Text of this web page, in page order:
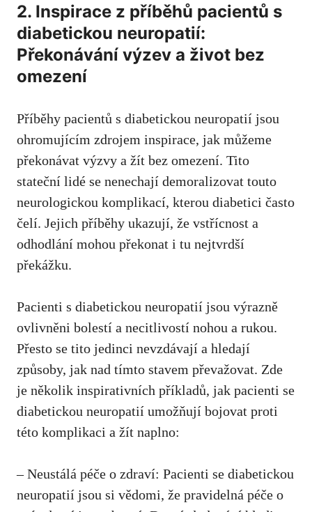
2.​ Inspirace z​ příběhů pacientů s
‍diabetickou‌ neuropatií:
Překonávání výzev a život⁤ bez
omezení
Příběhy ⁤pacientů s diabetickou⁢ neuropatií jsou
ohromujícím‌ zdrojem inspirace, jak můžeme⁢
překonávat výzvy a žít ⁣bez omezení. ⁣Tito
stateční‌ lidé se nenechají demoralizovat touto
neurologickou komplikací, kterou diabetici často
čelí.⁣ Jejich příběhy ukazují, ​že vstřícnost a
odhodlání​ mohou překonat ⁤i tu nejtvrdší
překážku.
Pacienti s diabetickou neuropatií ⁣jsou výrazně
ovlivněni bolestí a necitlivostí nohou a‌ rukou.
Přesto se tito jedinci nevzdávají a ‍hledají
způsoby, jak nad tímto‍ stavem ​převažovat.⁣ Zde
je několik inspirativních příkladů, jak ‌pacienti⁣ se
diabetickou neuropatií umožňují bojovat proti
této komplikaci a žít naplno:
– Neustálá péče o zdraví: ​Pacienti ‌se‌ diabetickou
neuropatií jsou​ si vědomi, že pravidelná péče o